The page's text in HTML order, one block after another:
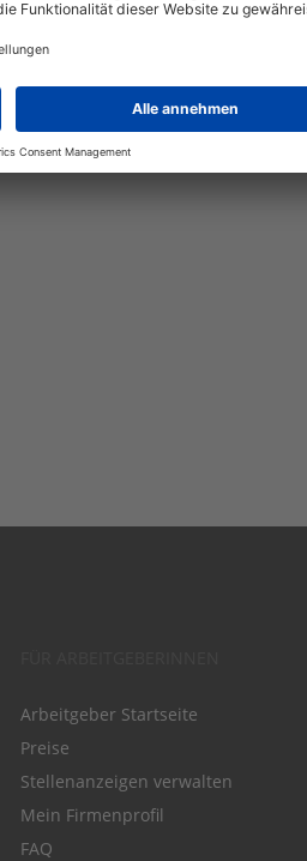
Arbeitgeber Startseite
Preise
Stellenanzeigen verwalten
Mein Firmenprofil
FAQ